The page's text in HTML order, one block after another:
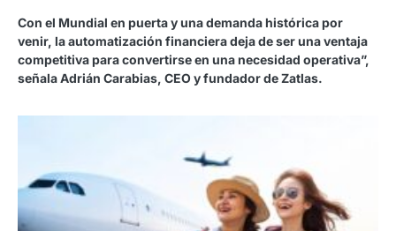
Con el Mundial en puerta y una demanda histórica por
venir, la automatización financiera deja de ser una ventaja
competitiva para convertirse en una necesidad operativa”,
señala Adrián Carabias, CEO y fundador de Zatlas.